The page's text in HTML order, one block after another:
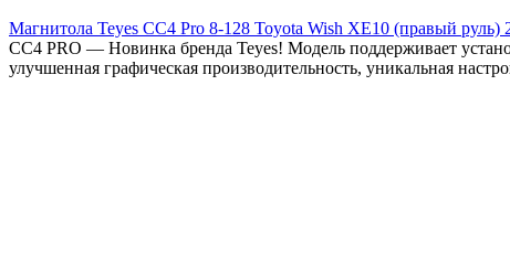
Магнитола Teyes CC4 Pro 8-128 Toyota Wish XE10 (правый
СС4 PRO — Новинка бренда Teyes! Модель поддерживает
улучшенная графическая производительность, уникальная